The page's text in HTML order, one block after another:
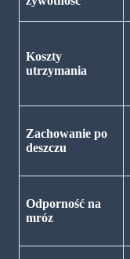
Koszty
utrzymania
Zachowanie po
deszczu
Odporność na
mróz